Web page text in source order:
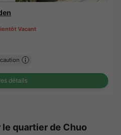
Vacant
détails
quartier de Chuo